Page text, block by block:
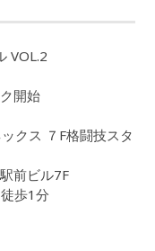
VOL.2
開始
クス ７F格闘技スタ
ビル7F
歩1分